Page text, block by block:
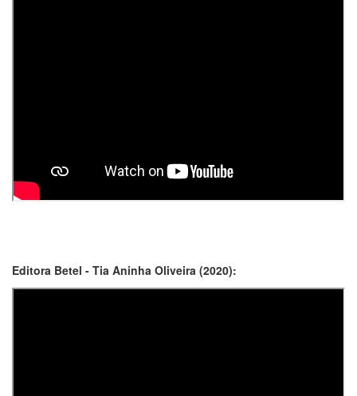
Editora Betel - Tia Aninha Oliveira (2020):